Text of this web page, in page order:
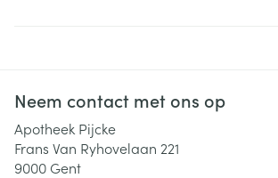
Neem contact met ons op
Apotheek Pijcke
Frans Van Ryhovelaan 221
9000 Gent